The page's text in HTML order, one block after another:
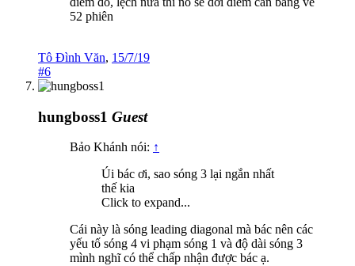
52 phiên
Tô Đình Văn, 15/7/19
#6
hungboss1 Guest
Bảo Khánh nói: ↑
Úi bác ơi, sao sóng 3 lại ngắn nhất
thế kia
Click to expand...
Cái này là sóng leading diagonal mà bác nên các
yếu tố sóng 4 vi phạm sóng 1 và độ dài sóng 3
mình nghĩ có thể chấp nhận được bác ạ.